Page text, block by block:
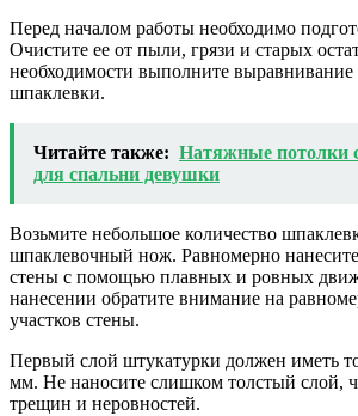
Перед началом работы необходимо
Очистите ее от пыли, грязи и старых
необходимости выполните
шпаклевки.
Читайте также: Натяжные потолки
для спальни девушки
Возьмите небольшое количество
шпаклевочный нож. Равномерно нанесите
стены с помощью плавных и ровных
нанесении обратите внимание на
участков стены.
Первый слой штукатурки должен иметь
мм. Не наносите слишком толстый слой,
трещин и неровностей.